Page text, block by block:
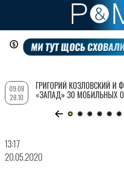
Перейти
содержанию
13:17
20.05.2020
09:08
28.10
ГРИГОРИЙ КОЗЛОВСКИЙ И
«ЗАПАД» 30 МОБИЛЬНЫХ